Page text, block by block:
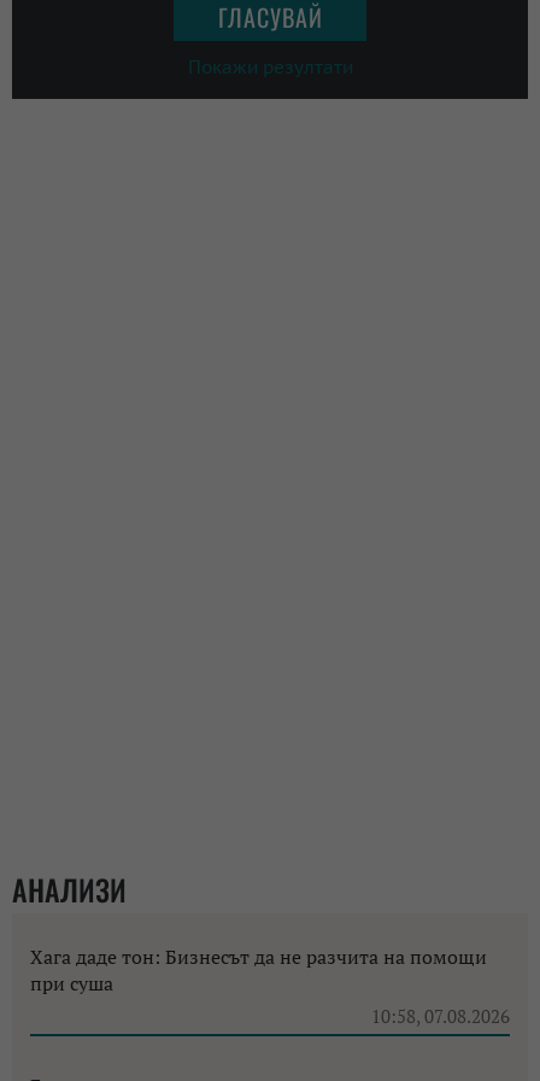
Покажи резултати
АНАЛИЗИ
Хага даде тон: Бизнесът да не разчита на помощи
при суша
10:58, 07.08.2026